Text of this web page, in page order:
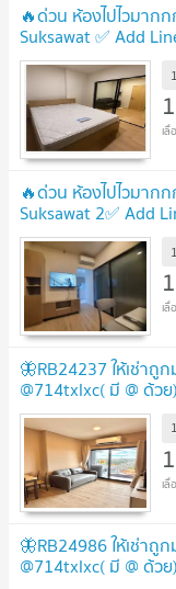
🔥ด่วน ห้องไปไวมาก
Suksawat ✅ Add
🔥ด่วน ห้องไปไวมาก
Suksawat 2✅ Add
คะ)
🦋RB24237 ให้เช่า
@714txlxc( มี @ ด้ว
🦋RB24986 ให้เช่า
@714txlxc( มี @ ด้ว